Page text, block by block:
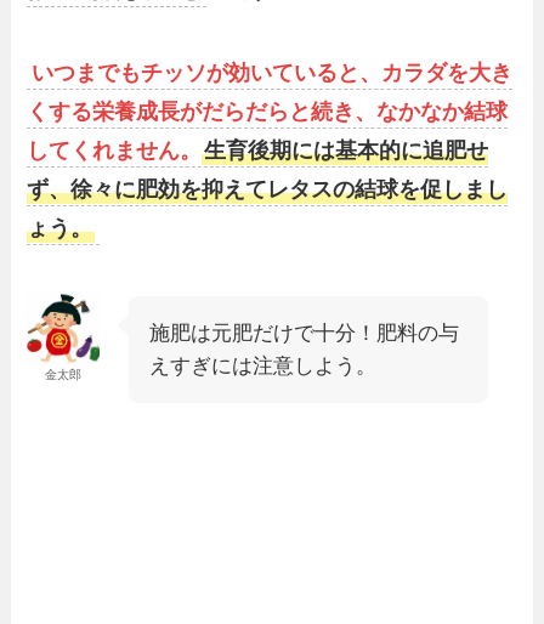
いつまでもチッソが効いていると、カラダを大き
くする栄養成長がだらだらと続き、なかなか結球
してくれません。生育後期には基本的に追肥せ
ず、徐々に肥効を抑えてレタスの結球を促しまし
ょう。
金太郎
施肥は元肥だけで十分！肥料の与
えすぎには注意しよう。